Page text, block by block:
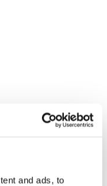
and ads, to